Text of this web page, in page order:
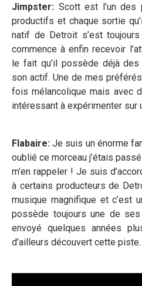
Jimpster: Scott est l’un des
productifs et chaque sortie
natif de Detroit s’est
commence à enfin recevoir
le fait qu’il possède déjà
son actif. Une de mes
fois mélancolique mais avec
intéressant à expérimenter sur
Flabaire: Je suis un énorme
oublié ce morceau j’étais
m’en rappeler ! Je suis
à certains producteurs de
musique magnifique et c’est
possède toujours une de ses
envoyé quelques années
d’ailleurs découvert cette piste.